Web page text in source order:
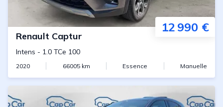
12 990 €
Renault Captur
Intens - 1.0 TCe 100
2020 66005km Essence Manuelle